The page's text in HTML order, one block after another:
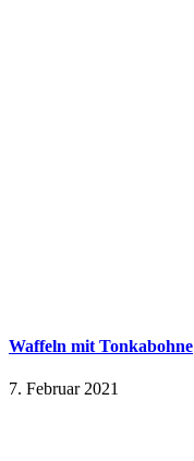
Waffeln mit Tonkabohne
7. Februar 2021